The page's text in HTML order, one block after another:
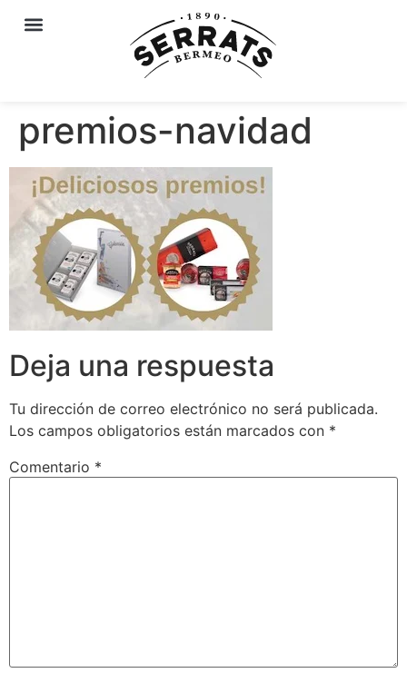
premios-navidad
Deja una respuesta
Tu dirección de correo electrónico no será publicada.
Los campos obligatorios están marcados con *
Comentario *